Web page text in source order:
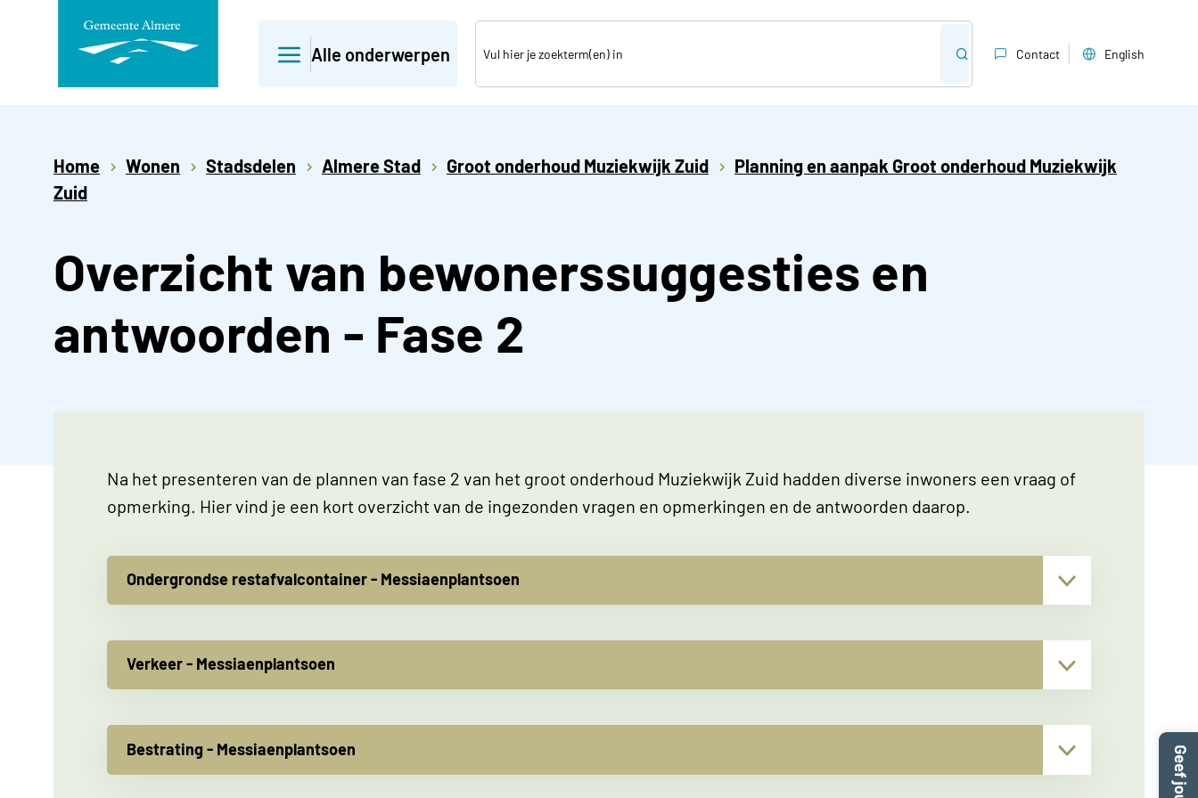
Alle onderwerpen Contact English
Home Wonen Stadsdelen Almere Stad Groot onderhoud Muziekwijk Zuid
Planning en aanpak Groot onderhoud Muziekwijk
Zuid
Overzicht van bewonerssuggesties en
antwoorden - Fase 2
Na het presenteren van de plannen van fase 2 van het groot onderhoud Muziekwijk Zuid hadden diverse inwoners een vraag of
opmerking. Hier vind je een kort overzicht van de ingezonden vragen en opmerkingen en de antwoorden daarop.
Ondergrondse restafvalcontainer - Messiaenplantsoen ▾
Verkeer - Messiaenplantsoen ▾
Bestrating - Messiaenplantsoen ▾